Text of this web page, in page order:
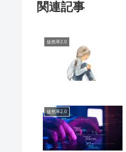
関連記事
徒然草2.0
徒然草2.0